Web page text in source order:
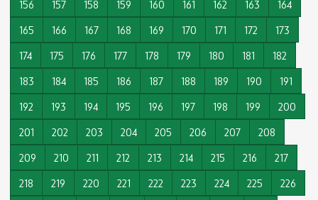
156
157 158 159 160 161 162 163
164
165
166 167 168 169 170 171 172
173
174
175 176 177 178 179 180 181
182
183
184 185 186 187 188 189 190
191
192
193 194 195 196 197 198 199
200
201
202 203 204 205 206 207
208
209
210 211 212 213 214 215 216
217
218
219 220 221 222 223 224 225
226